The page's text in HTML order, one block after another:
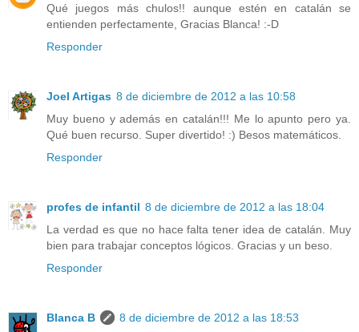
Qué juegos más chulos!! aunque estén en catalán se
entienden perfectamente, Gracias Blanca! :-D
Responder
Joel Artigas 8 de diciembre de 2012 a las 10:58
Muy bueno y además en catalán!!! Me lo apunto pero ya.
Qué buen recurso. Super divertido! :) Besos matemáticos.
Responder
profes de infantil 8 de diciembre de 2012 a las 18:04
La verdad es que no hace falta tener idea de catalán. Muy
bien para trabajar conceptos lógicos. Gracias y un beso.
Responder
Blanca B
8 de diciembre de 2012 a las 18:53